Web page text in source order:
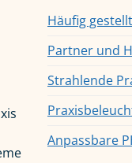
Häufig
Partner und
Strahlende
Anpassbare